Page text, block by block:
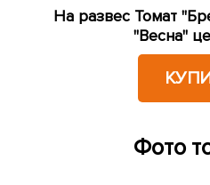
На развес Томат
"Весна"
Фото